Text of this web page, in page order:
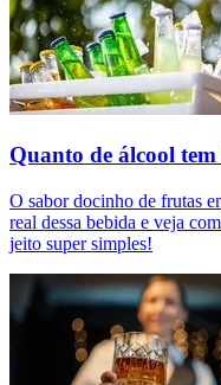
Quanto de álcool
O sabor docinho de frutas
real dessa bebida e veja
jeito super simples!